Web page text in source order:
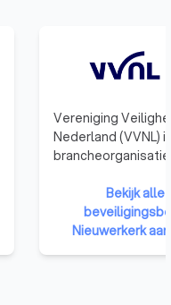
Vereniging
Nederland (VVNL)
bekend als VBe
Bekijk alle
Nieuwerkerk